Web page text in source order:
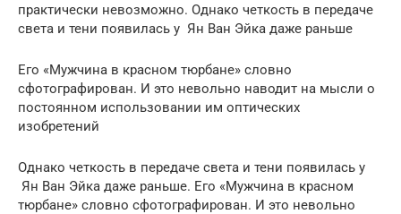
практически невозможно. Однако четкость в передаче
света и тени появилась у Ян Ван Эйка даже раньше
Его «Мужчина в красном тюрбане» словно
сфотографирован. И это невольно наводит на мысли о
постоянном использовании им оптических
изобретений
Однако четкость в передаче света и тени появилась у
Ян Ван Эйка даже раньше. Его «Мужчина в красном
тюрбане» словно сфотографирован. И это невольно